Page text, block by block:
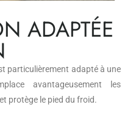
ADAPTÉE
particulièrement adapté à une
avantageusement les
protège le pied du froid.